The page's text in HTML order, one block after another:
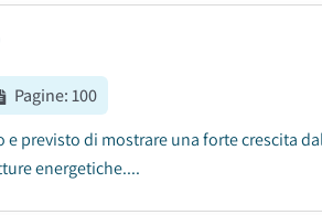
Pagine:100
previsto di mostrare una forte crescita
energetiche....